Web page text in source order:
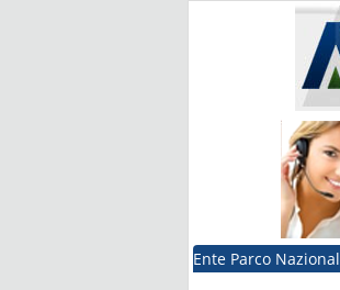
Ente Parco